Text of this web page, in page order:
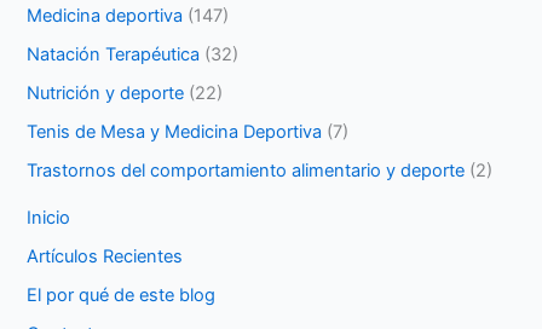
Medicina deportiva (147)
Natación Terapéutica (32)
Nutrición y deporte (22)
Tenis de Mesa y Medicina Deportiva (7)
Trastornos del comportamiento alimentario y deporte (2)
Inicio
Artículos Recientes
El por qué de este blog